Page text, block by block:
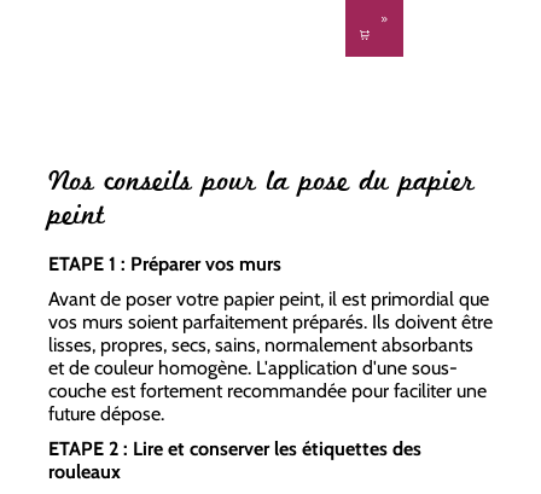
Nos conseils pour la pose du papier
peint
ETAPE 1 : Préparer vos murs
Avant de poser votre papier peint, il est primordial que
vos murs soient parfaitement préparés. Ils doivent être
lisses, propres, secs, sains, normalement absorbants
et de couleur homogène. L'application d'une sous-
couche est fortement recommandée pour faciliter une
future dépose.
ETAPE 2 : Lire et conserver les étiquettes des
rouleaux